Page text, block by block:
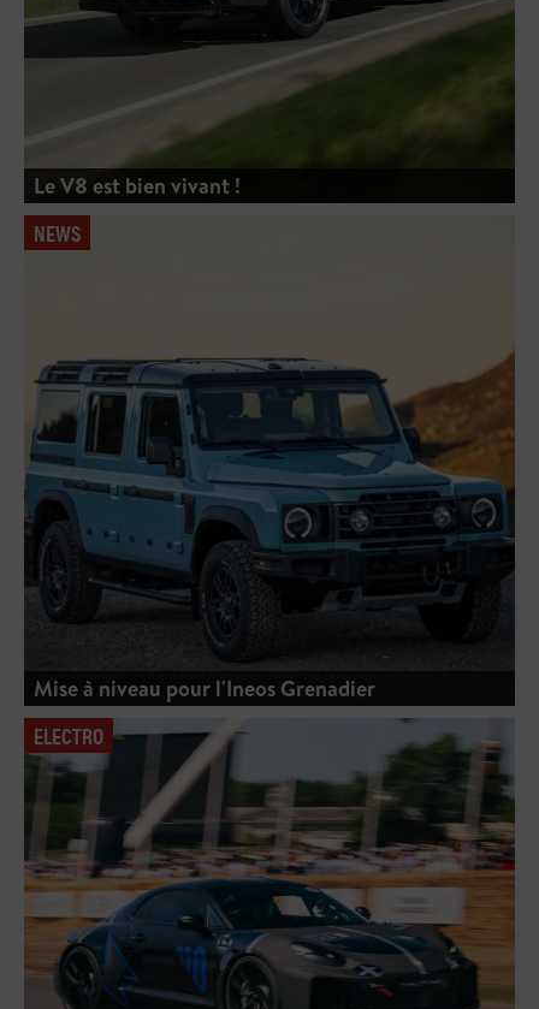
Le V8 est bien vivant !
NEWS
Mise à niveau pour l'Ineos Grenadier
ELECTRO